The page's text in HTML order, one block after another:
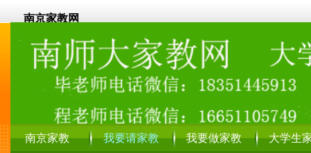
南京家教网
南京家教 我要请家教 我要做家教 大学生